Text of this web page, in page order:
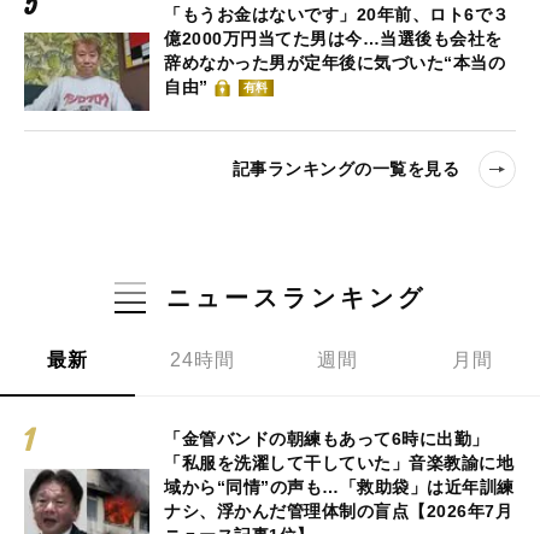
「もうお金はないです」20年前、ロト6で３
億2000万円当てた男は今…当選後も会社を
辞めなかった男が定年後に気づいた“本当の
自由”
有料
記事ランキングの一覧を見る
ニュースランキング
最新 24時間 週間 月間
「金管バンドの朝練もあって6時に出勤」
「私服を洗濯して干していた」音楽教諭に地
域から“同情”の声も…「救助袋」は近年訓練
ナシ、浮かんだ管理体制の盲点【2026年7月